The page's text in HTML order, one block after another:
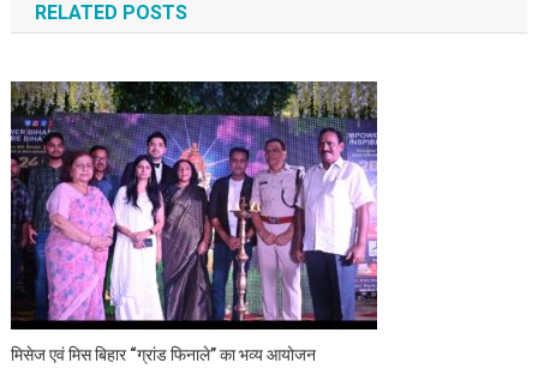
RELATED POSTS
मिसेज एवं मिस बिहार “ग्रांड फिनाले” का भव्य आयोजन